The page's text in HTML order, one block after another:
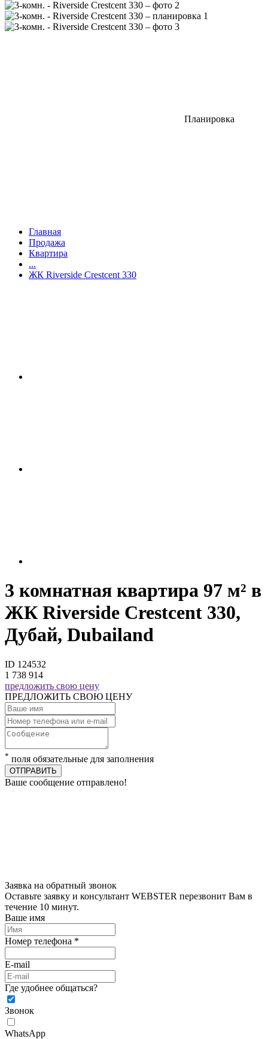
Планировка
Главная
Продажа
Квартира
...
ЖК Riverside Crestcent 330
3 комнатная квартира 97 м² в
ЖК Riverside Crestcent 330,
Дубай, Dubailand
ID 124532
1 738 914
предложить свою цену
ПРЕДЛОЖИТЬ СВОЮ ЦЕНУ
* поля обязательные для заполнения
ОТПРАВИТЬ
Ваше сообщение отправлено!
Заявка на обратный звонок
Оставьте заявку и консультант WEBSTER перезвонит Вам в
течение 10 минут.
Ваше имя
Номер телефона *
E-mail
Где удобнее общаться?
Звонок
WhatsApp